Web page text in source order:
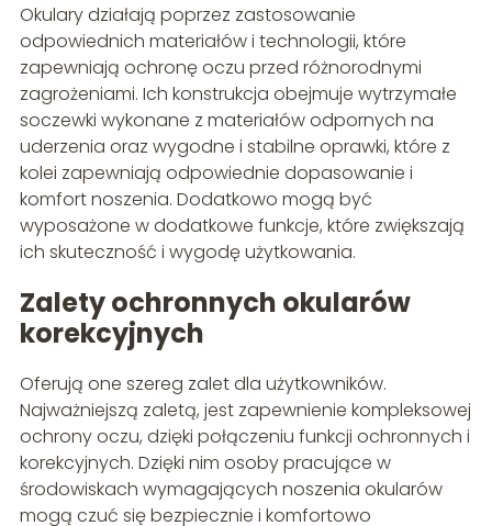
Okulary działają poprzez zastosowanie
odpowiednich materiałów i technologii, które
zapewniają ochronę oczu przed różnorodnymi
zagrożeniami. Ich konstrukcja obejmuje wytrzymałe
soczewki wykonane z materiałów odpornych na
uderzenia oraz wygodne i stabilne oprawki, które z
kolei zapewniają odpowiednie dopasowanie i
komfort noszenia. Dodatkowo mogą być
wyposażone w dodatkowe funkcje, które zwiększają
ich skuteczność i wygodę użytkowania.
Zalety ochronnych okularów
korekcyjnych
Oferują one szereg zalet dla użytkowników.
Najważniejszą zaletą, jest zapewnienie kompleksowej
ochrony oczu, dzięki połączeniu funkcji ochronnych i
korekcyjnych. Dzięki nim osoby pracujące w
środowiskach wymagających noszenia okularów
mogą czuć się bezpiecznie i komfortowo